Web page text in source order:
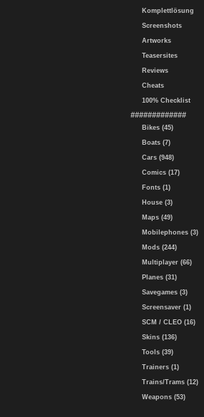
Komplettlösung
Screenshots
Artworks
Teasersites
Reviews
Cheats
100% Checklist
#############
Bikes (45)
Boats (7)
Cars (948)
Comics (17)
Fonts (1)
House (3)
Maps (49)
Mobilephones (3)
Mods (244)
Multiplayer (66)
Planes (31)
Savegames (3)
Screensaver (1)
SCM / CLEO (16)
Skins (136)
Tools (39)
Trainers (1)
Trains/Trams (12)
Weapons (53)